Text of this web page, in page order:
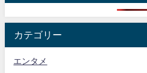
カテゴリー
エンタメ